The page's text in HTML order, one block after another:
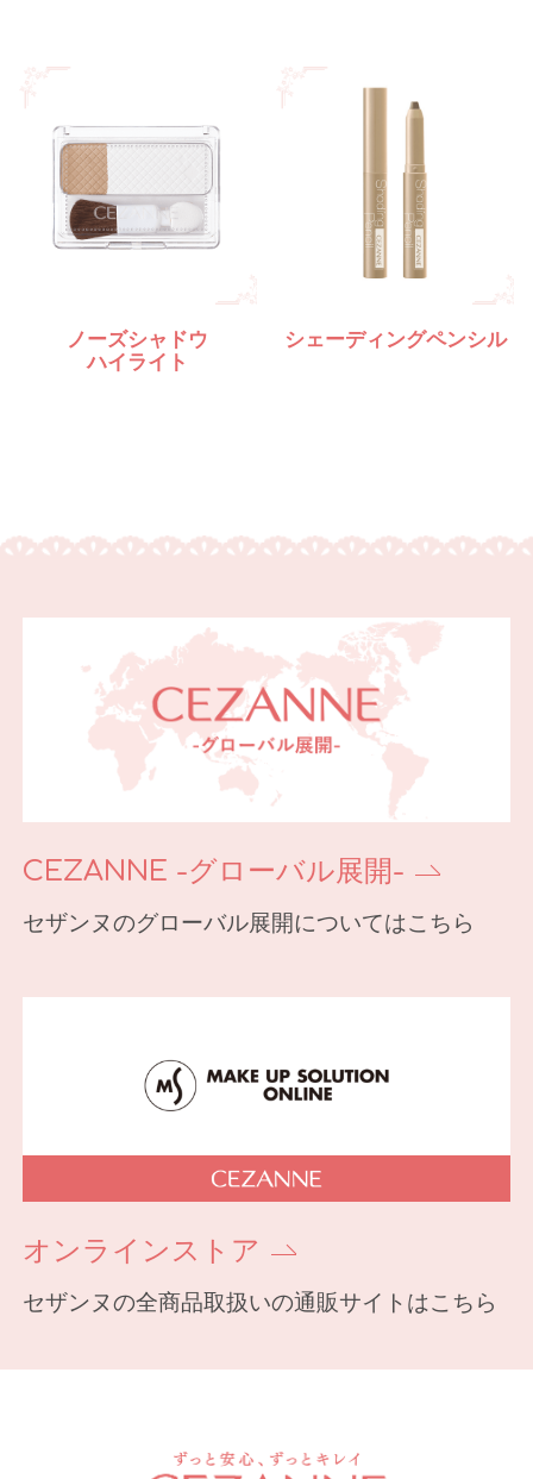
ノーズシャドウ
ハイライト
シェーディングペンシル
CEZANNE -グローバル展開-
セザンヌのグローバル展開についてはこちら
オンラインストア
セザンヌの全商品取扱いの通販サイトはこちら